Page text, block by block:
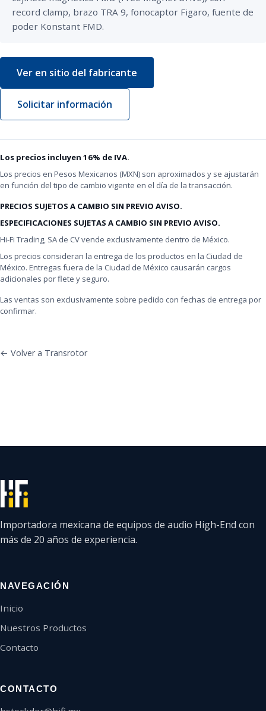
record clamp, brazo TRA 9, fonocaptor Figaro, fuente de
poder Konstant FMD.
Ver en sitio del fabricante
Solicitar información
Los precios incluyen 16% de IVA.
Los precios en Pesos Mexicanos (MXN) son aproximados y se ajustarán
en función del tipo de cambio vigente en el día de la transacción.
PRECIOS SUJETOS A CAMBIO SIN PREVIO AVISO.
ESPECIFICACIONES SUJETAS A CAMBIO SIN PREVIO AVISO.
Hi-Fi Trading, SA de CV vende exclusivamente dentro de México.
Los precios consideran la entrega de los productos en la Ciudad de
México. Entregas fuera de la Ciudad de México causarán cargos
adicionales por flete y seguro.
Las ventas son exclusivamente sobre pedido con fechas de entrega por
confirmar.
← Volver a Transrotor
Importadora mexicana de equipos de audio High-End con
más de 20 años de experiencia.
NAVEGACIÓN
Inicio
Nuestros Productos
Contacto
CONTACTO